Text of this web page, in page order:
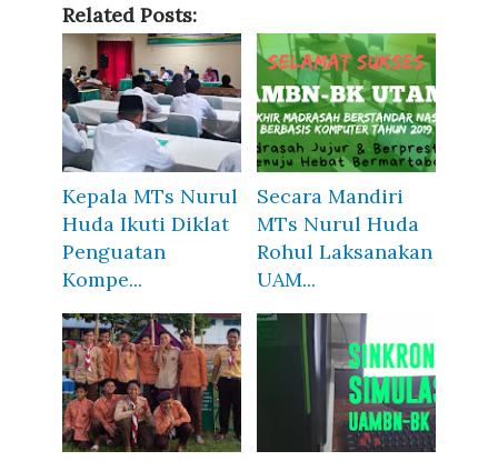
Related Posts:
Kepala MTs Nurul
Huda Ikuti Diklat
Penguatan
Kompe...
Secara Mandiri
MTs Nurul Huda
Rohul Laksanakan
UAM...